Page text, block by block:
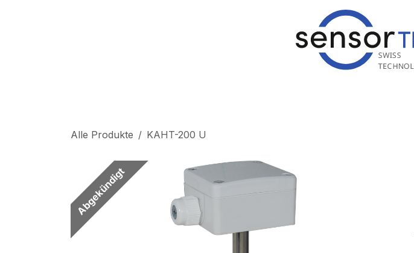
Alle Produkte KAHT-200 U
Abgekündigt